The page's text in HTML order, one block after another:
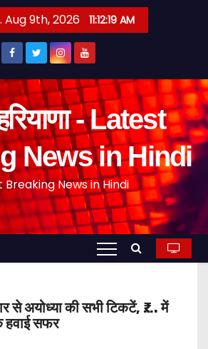
Aug 9th, 2026 11:12:19 AM
- Latest
News in Hindi
Breaking News in Hindi
से अयोध्या की सभी टिकटें, ₹…. में
हवाई सफर